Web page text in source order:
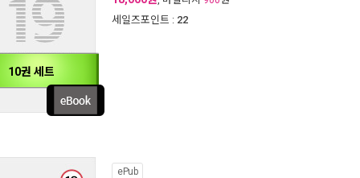
10권 세트
세일즈포인트 : 22
ePub